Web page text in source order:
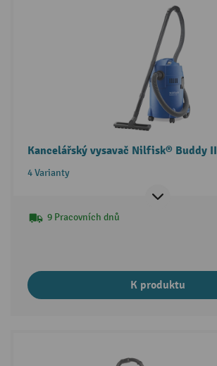
Kancelářský vysavač Nilfisk® Buddy II
4 Varianty
9 Pracovních dnů
K produktu